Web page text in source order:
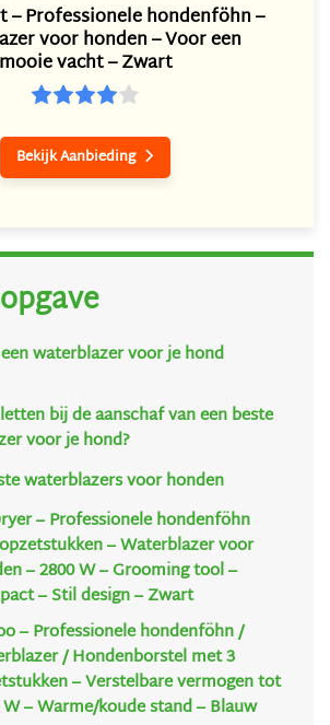
– Professionele hondenföhn –
voor honden – Voor een
mooie vacht – Zwart
Bekijk Aanbieding 
waterblazer voor je hond
bij de aanschaf van een beste
voor je hond?
waterblazers voor honden
– Professionele hondenföhn
– Waterblazer voor
– 2800 W – Grooming tool –
– Stil design – Zwart
– Professionele hondenföhn /
/ Hondenborstel met 3
– Verstelbare vermogen tot
W – Warme/koude stand – Blauw